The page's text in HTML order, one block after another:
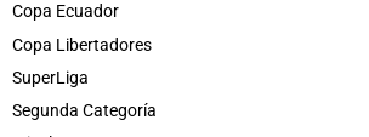
Copa Ecuador
Copa Libertadores
SuperLiga
Segunda Categoría